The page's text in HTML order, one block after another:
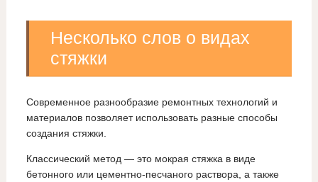
Несколько слов о видах
стяжки
Современное разнообразие ремонтных технологий и
материалов позволяет использовать разные способы
создания стяжки.
Классический метод — это мокрая стяжка в виде
бетонного или цементно-песчаного раствора, а также